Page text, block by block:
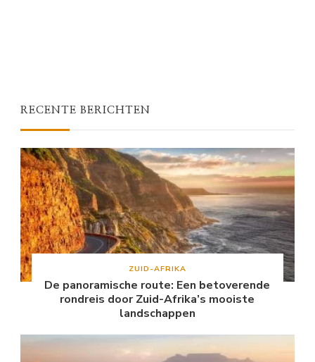
RECENTE BERICHTEN
ZUID-AFRIKA
De panoramische route: Een betoverende
rondreis door Zuid-Afrika’s mooiste
landschappen